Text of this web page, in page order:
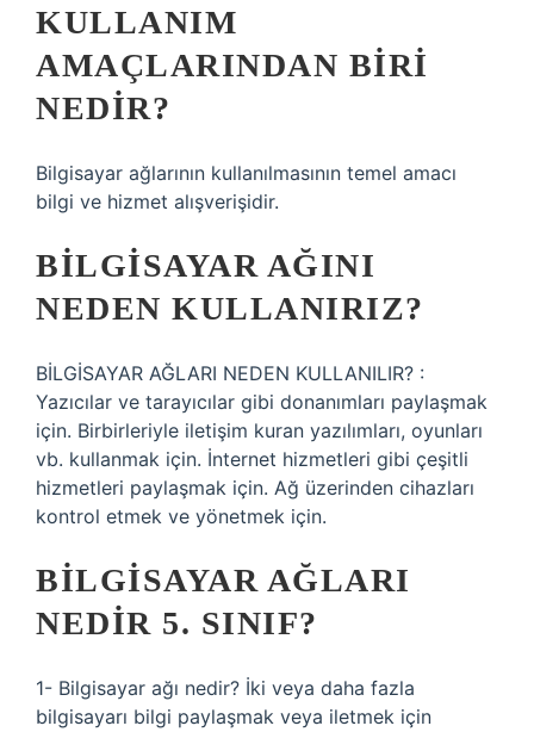
KULLANIM
AMAÇLARINDAN BIRI
NEDIR?
Bilgisayar ağlarının kullanılmasının temel amacı
bilgi ve hizmet alışverişidir.
BILGISAYAR AĞINI
NEDEN KULLANIRIZ?
BİLGİSAYAR AĞLARI NEDEN KULLANILIR? :
Yazıcılar ve tarayıcılar gibi donanımları paylaşmak
için. Birbirleriyle iletişim kuran yazılımları, oyunları
vb. kullanmak için. İnternet hizmetleri gibi çeşitli
hizmetleri paylaşmak için. Ağ üzerinden cihazları
kontrol etmek ve yönetmek için.
BILGISAYAR AĞLARI
NEDIR 5. SINIF?
1- Bilgisayar ağı nedir? İki veya daha fazla
bilgisayarı bilgi paylaşmak veya iletmek için